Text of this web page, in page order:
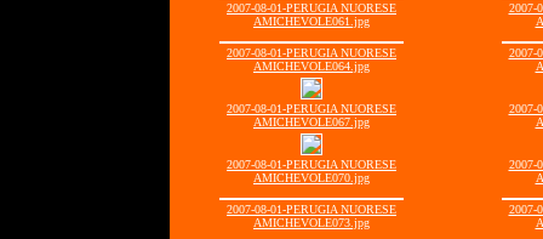
2007-08-01-PERUGIA NUORESE
AMICHEVOLE061.jpg
2007-
2007-08-01-PERUGIA NUORESE
AMICHEVOLE064.jpg
2007-
2007-08-01-PERUGIA NUORESE
AMICHEVOLE067.jpg
2007-
2007-08-01-PERUGIA NUORESE
AMICHEVOLE070.jpg
2007-
2007-08-01-PERUGIA NUORESE
AMICHEVOLE073.jpg
2007-